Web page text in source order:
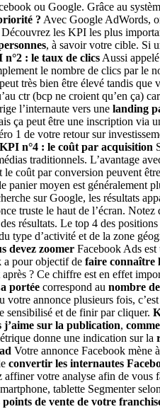
ou Google. Grâce au
? Avec Google AdWords,
Découvrez les KPI les plus
, à savoir votre cible. Si
n°2 : le taux de clicsAussi appelé
le nombre de clics par le
très bien être élevé tandis que
ctr (bcp ne croient qu’en ça)
l’internaute vers une landing
ça peut être une inscription via
1 de votre retour sur
KPI n°4 : le coût par acquisition
traditionnels. L’avantage
coût par conversion peuvent
panier moyen est généralement
sur Google, les résultats
truste le haut de l’écran.
résultats. Le top 4 des
d’activité et de la zone
devez zoomer Facebook Ads est
a pour objectif de faire connaître
? Ce chiffre est en effet
portée correspond au nombre
votre annonce plusieurs fois,
sensibilisé et de finir par cliquer.
j’aime sur la publication,
donne une indication sur la
Votre annonce Facebook mène
convertir les internautes
votre analyse afin de vous
tablette Segmenter
points de vente de votre